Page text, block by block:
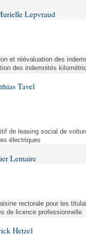
Lepvraud
et réévaluation des
des indemnités
Tavel
de leasing social de
électriques
Lemaire
rectorale pour les
de licence professionnelle
Hetzel